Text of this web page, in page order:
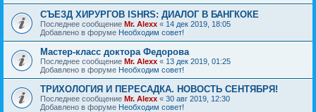
СЪЕЗД ХИРУРГОВ ISHRS: ДИАЛОГ В БАНГКОКЕ
Последнее сообщение Mr. Alexx « 14 дек 2019, 18:05
Добавлено в форуме Необходим совет!
Мастер-класс доктора Федорова
Последнее сообщение Mr. Alexx « 13 дек 2019, 01:25
Добавлено в форуме Необходим совет!
ТРИХОЛОГИЯ И ПЕРЕСАДКА. НОВОСТЬ СЕНТЯБРЯ!
Последнее сообщение Mr. Alexx « 30 авг 2019, 12:30
Добавлено в форуме Необходим совет!